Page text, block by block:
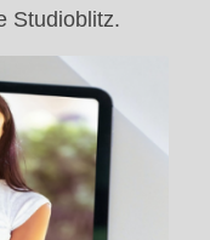
Studioblitz.